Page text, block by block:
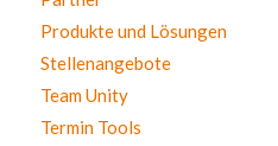
Produkte und Lösungen
Stellenangebote
Team Unity
Termin Tools